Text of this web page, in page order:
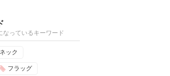
なっているキーワード
ック
フラッグ